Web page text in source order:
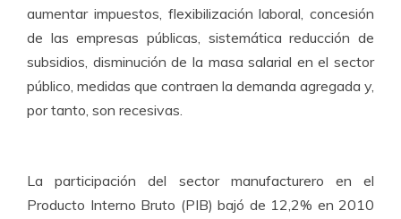
aumentar impuestos, flexibilización laboral, concesión
de las empresas públicas, sistemática reducción de
subsidios, disminución de la masa salarial en el sector
público, medidas que contraen la demanda agregada y,
por tanto, son recesivas.
La participación del sector manufacturero en el
Producto Interno Bruto (PIB) bajó de 12,2% en 2010